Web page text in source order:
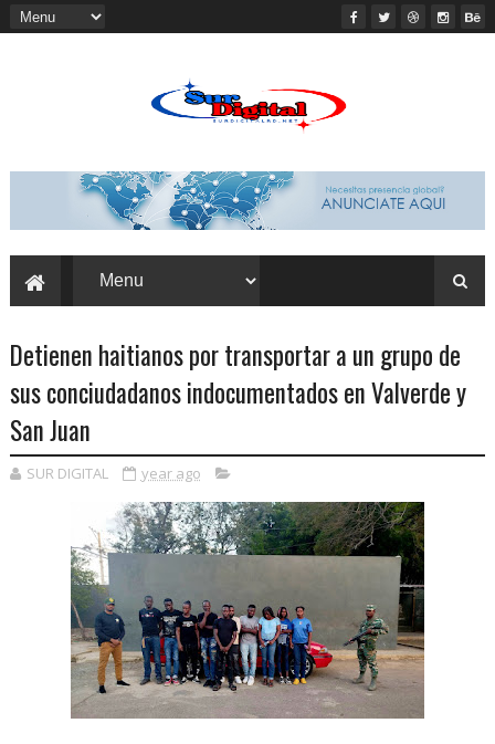
Detienen haitianos por transportar a un grupo de
sus conciudadanos indocumentados en Valverde y
San Juan
SUR DIGITAL year ago